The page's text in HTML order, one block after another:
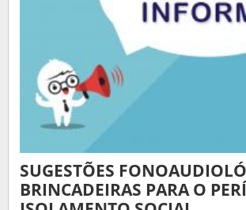
SUGESTÕES
BRINCADEIRAS PARA O